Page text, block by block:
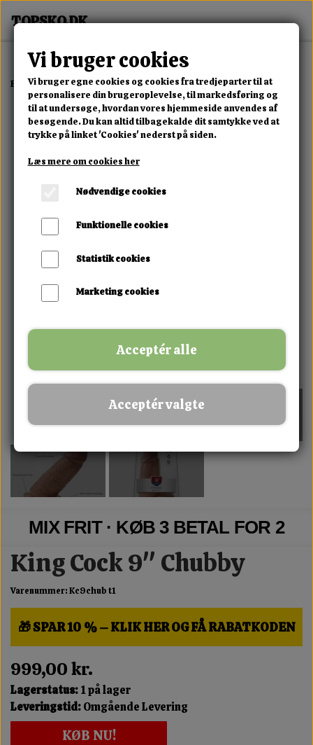
Forside Erotisk Kollektion Alle Produkter King Cock 9" Chubby
MIX FRIT · KØB 3 BETAL FOR 2
King Cock 9" Chubby
Varenummer: Kc9chub t1
🎁 SPAR 10 % – KLIK HER OG FÅ RABATKODEN
999,00 kr.
Lagerstatus:1 på lager
Leveringstid:Omgående Levering
KØB NU!
Vi bruger cookies
Vi bruger egne cookies og cookies fra tredjeparter til at
personalisere din brugeroplevelse, til markedsføring og
til at undersøge, hvordan vores hjemmeside anvendes af
besøgende. Du kan altid tilbagekalde dit samtykke ved at
trykke på linket 'Cookies' nederst på siden.
Læs mere om cookies her
Nødvendige cookies
Funktionelle cookies
Statistik cookies
Marketing cookies
Acceptér alle
Acceptér valgte